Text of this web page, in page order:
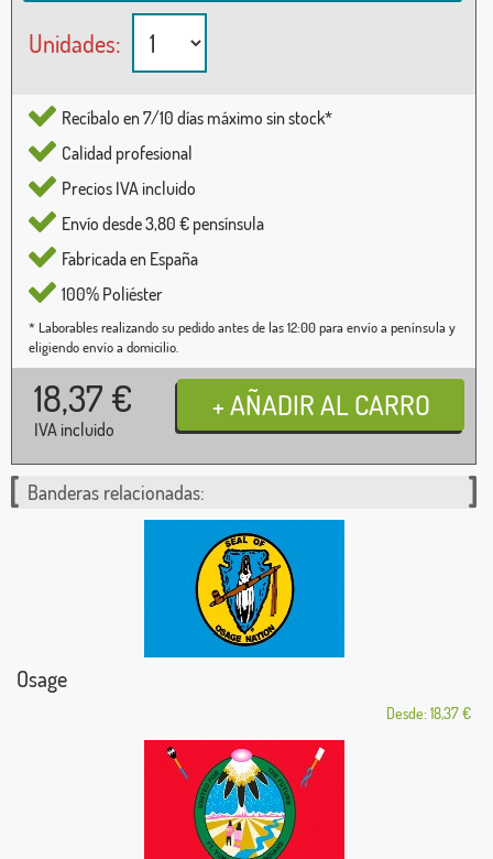
Unidades:
Recíbalo en 7/10 días máximo sin stock*
Calidad profesional
Precios IVA incluido
Envío desde 3,80 € pensínsula
Fabricada en España
100% Poliéster
* Laborables realizando su pedido antes de las 12:00 para envío a península y
eligiendo envío a domicilio.
18,37 €
IVA incluido
Banderas relacionadas:
Osage
Desde: 18,37 €